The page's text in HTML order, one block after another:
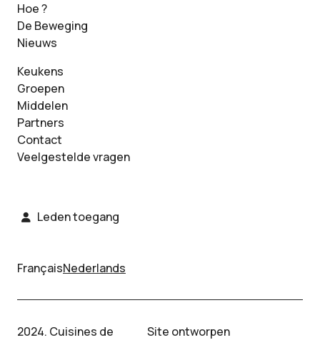
Hoe ?
De Beweging
Nieuws
Keukens
Groepen
Middelen
Partners
Contact
Veelgestelde vragen
Leden toegang
FrançaisNederlands
2024. Cuisines de
Site ontworpen